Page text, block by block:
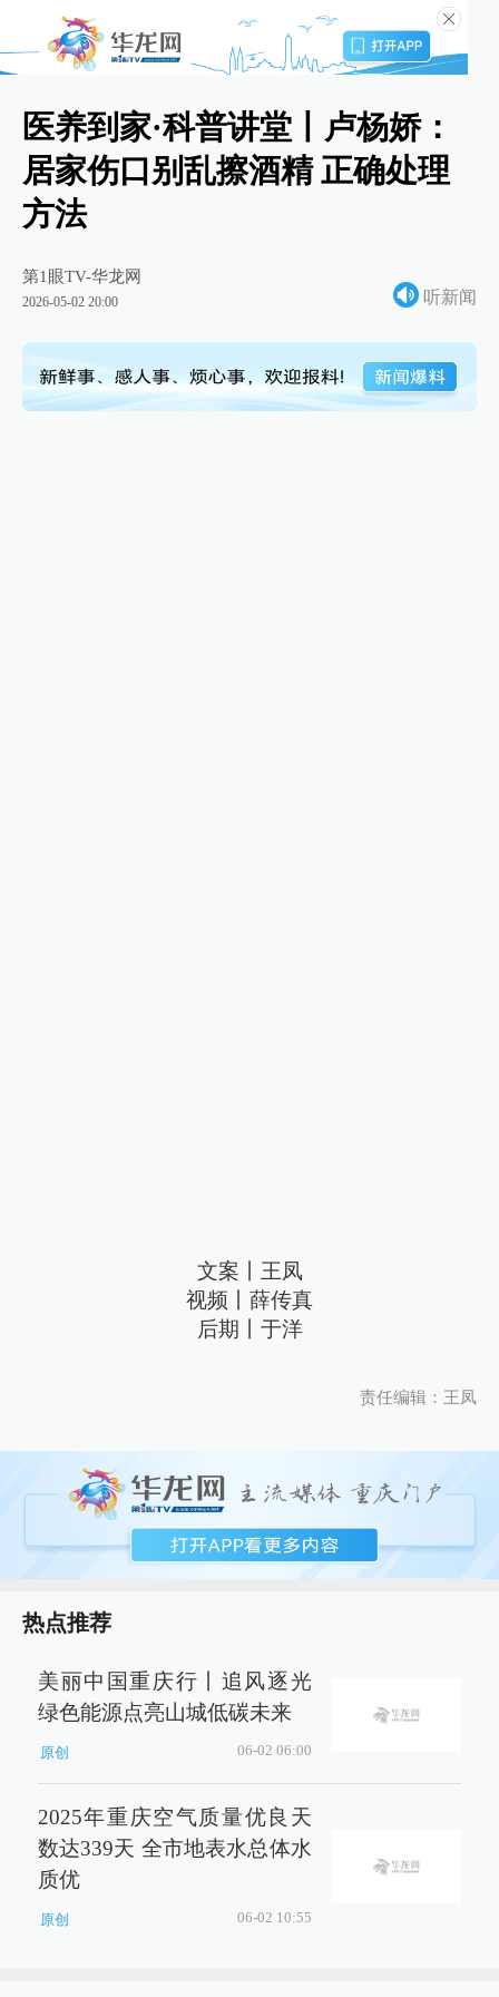
医养到家·科普讲堂丨卢杨娇：
居家伤口别乱擦酒精 正确处理
方法
第1眼TV-华龙网
2026-05-02 20:00 听新闻
文案丨王凤
视频丨薛传真
后期丨于洋
责任编辑：王凤
热点推荐
美丽中国重庆行丨追风逐光
绿色能源点亮山城低碳未来
原创 06-02 06:00
2025年重庆空气质量优良天
数达339天 全市地表水总体水
质优
原创 06-02 10:55